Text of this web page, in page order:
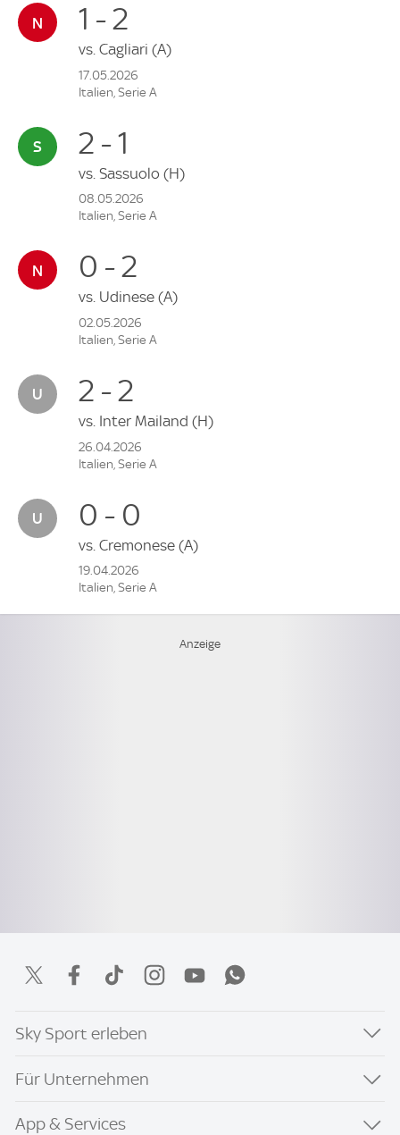
1 - 2
vs. Cagliari (A)
17.05.2026
Italien, Serie A
2 - 1
vs. Sassuolo (H)
08.05.2026
Italien, Serie A
0 - 2
vs. Udinese (A)
02.05.2026
Italien, Serie A
2 - 2
vs. Inter Mailand (H)
26.04.2026
Italien, Serie A
0 - 0
vs. Cremonese (A)
19.04.2026
Italien, Serie A
Sky Sport erleben
Für Unternehmen
App & Services